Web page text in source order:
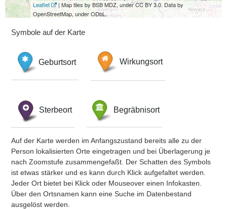
Leaflet
| Map tiles by BSB MDZ, under CC BY 3.0. Data by
OpenStreetMap, under ODbL.
Symbole auf der Karte
Geburtsort Wirkungsort
Sterbeort Begräbnisort
Auf der Karte werden im Anfangszustand bereits alle zu der
Person lokalisierten Orte eingetragen und bei Überlagerung je
nach Zoomstufe zusammengefaßt. Der Schatten des Symbols
ist etwas stärker und es kann durch Klick aufgefaltet werden.
Jeder Ort bietet bei Klick oder Mouseover einen Infokasten.
Über den Ortsnamen kann eine Suche im Datenbestand
ausgelöst werden.